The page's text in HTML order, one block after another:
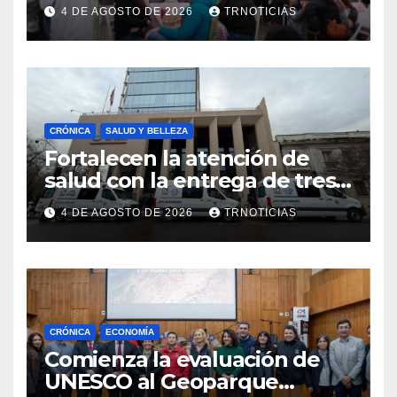
impacto en la hotelería y el
emprendimiento
4 DE AGOSTO DE 2026 TRNOTICIAS
CRÓNICA SALUD Y BELLEZA
Fortalecen la atención de
salud con la entrega de tres
nuevas ambulancias para
Cauquenes y Sagrada Familia
4 DE AGOSTO DE 2026 TRNOTICIAS
CRÓNICA ECONOMÍA
Comienza la evaluación de
UNESCO al Geoparque